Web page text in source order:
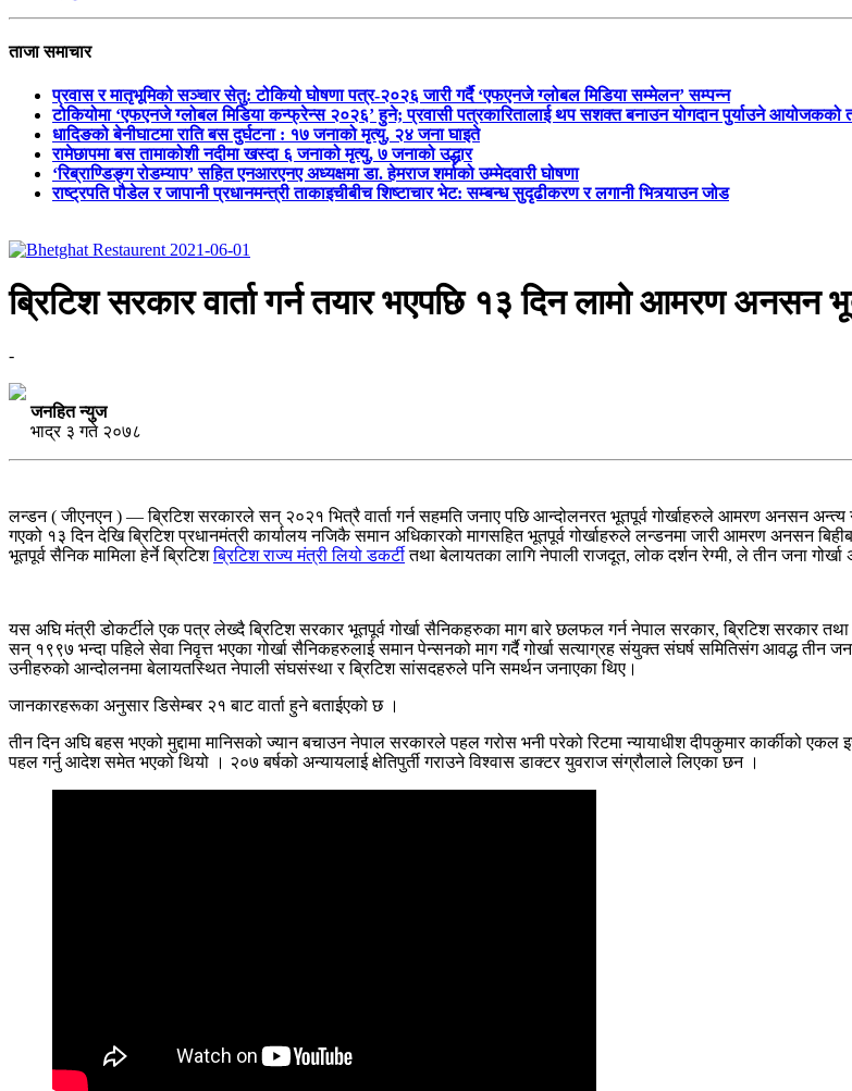
ताजा समाचार
प्रवास र मातृभूमिको सञ्चार सेतु: टोकियो घोषणा पत्र-२०२६ जारी गर्दै ‘एफएनजे ग्लोबल मिडिया सम्मेलन’ सम्पन्न
टोकियोमा ‘एफएनजे ग्लोबल मिडिया कन्फ्रेन्स २०२६’ हुने; प्रवासी पत्रकारितालाई थप सशक्त बनाउन योगदान पुर्याउने आयोजकको
धादिङको बेनीघाटमा राति बस दुर्घटना : १७ जनाको मृत्यु, २४ जना घाइते
रामेछापमा बस तामाकोशी नदीमा खस्दा ६ जनाको मृत्यु, ७ जनाको उद्धार
‘रिब्राण्डिङ्ग रोडम्याप’ सहित एनआरएनए अध्यक्षमा डा. हेमराज शर्माको उम्मेदवारी घोषणा
राष्ट्रपति पौडेल र जापानी प्रधानमन्त्री ताकाइचीबीच शिष्टाचार भेट: सम्बन्ध सुदृढीकरण र लगानी भित्र्याउन जोड
ब्रिटिश सरकार वार्ता गर्न तयार भएपछि १३ दिन लामो आमरण अनसन
-
जनहित न्युज
भाद्र ३ गते २०७८
लन्डन ( जीएनएन ) — ब्रिटिश सरकारले सन् २०२१ भित्रै वार्ता गर्न सहमति जनाए पछि आन्दोलनरत भूतपूर्व गोर्खाहरुले आमरण अनसन अन्त्य
गएको १३ दिन देखि ब्रिटिश प्रधानमंत्री कार्यालय नजिकै समान अधिकारको मागसहित भूतपूर्व गोर्खाहरुले लन्डनमा जारी आमरण अनसन
भूतपूर्व सैनिक मामिला हेर्ने ब्रिटिशब्रिटिश राज्य मंत्री लियो डकर्टीतथा बेलायतका लागि नेपाली राजदूत, लोक दर्शन रेग्मी, ले तीन जना
यस अघि मंत्री डोकर्टीले एक पत्र लेख्दै ब्रिटिश सरकार भूतपूर्व गोर्खा सैनिकहरुका माग बारे छलफल गर्न नेपाल सरकार, ब्रिटिश सरकार तथा
सन् १९९७ भन्दा पहिले सेवा निवृत्त भएका गोर्खा सैनिकहरुलाई समान पेन्सनको माग गर्दै गोर्खा सत्याग्रह संयुक्त संघर्ष समितिसंग आवद्ध
उनीहरुको आन्दोलनमा बेलायतस्थित नेपाली संघसंस्था र ब्रिटिश सांसदहरुले पनि समर्थन जनाएका थिए।
जानकारहरूका अनुसार डिसेम्बर २१ बाट वार्ता हुने बताईएको छ ।
तीन दिन अघि बहस भएको मुद्दामा मानिसको ज्यान बचाउन नेपाल सरकारले पहल गरोस भनी परेको रिटमा न्यायाधीश दीपकुमार कार्कीको एकल
पहल गर्नु आदेश समेत भएको थियो । २०७ बर्षको अन्यायलाई क्षेतिपुर्ती गराउने विश्वास डाक्टर युवराज संग्रौलाले लिएका छन ।